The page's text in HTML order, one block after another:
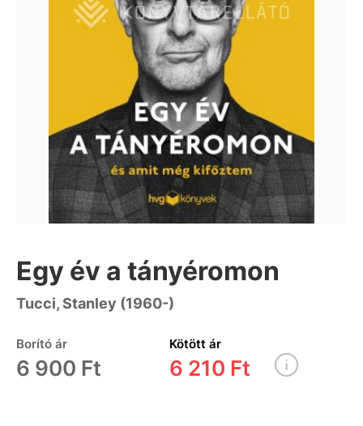
Egy év a tányéromon
Tucci, Stanley (1960-)
Borító ár
6 900 Ft
Kötött ár
6 210 Ft